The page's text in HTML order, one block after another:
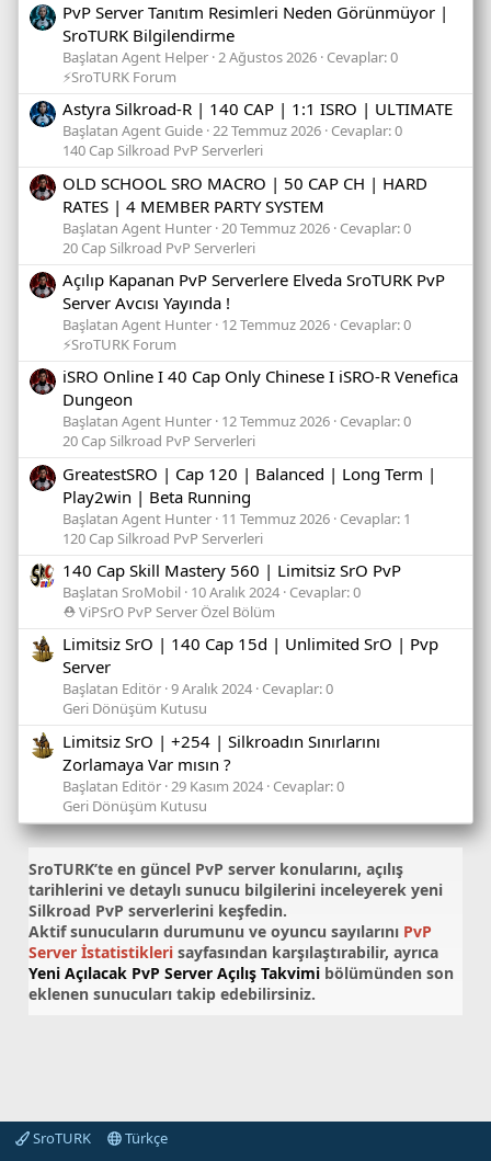
PvP Server Tanıtım Resimleri Neden Görünmüyor |
SroTURK Bilgilendirme
Başlatan Agent Helper 2 Ağustos 2026 Cevaplar: 0
⚡SroTURK Forum
Astyra Silkroad-R | 140 CAP | 1:1 ISRO | ULTIMATE
Başlatan Agent Guide 22 Temmuz 2026 Cevaplar: 0
140 Cap Silkroad PvP Serverleri
OLD SCHOOL SRO MACRO | 50 CAP CH | HARD
RATES | 4 MEMBER PARTY SYSTEM
Başlatan Agent Hunter 20 Temmuz 2026 Cevaplar: 0
20 Cap Silkroad PvP Serverleri
Açılıp Kapanan PvP Serverlere Elveda SroTURK PvP
Server Avcısı Yayında !
Başlatan Agent Hunter 12 Temmuz 2026 Cevaplar: 0
⚡SroTURK Forum
iSRO Online I 40 Cap Only Chinese I iSRO-R Venefica
Dungeon
Başlatan Agent Hunter 12 Temmuz 2026 Cevaplar: 0
20 Cap Silkroad PvP Serverleri
GreatestSRO | Cap 120 | Balanced | Long Term |
Play2win | Beta Running
Başlatan Agent Hunter 11 Temmuz 2026 Cevaplar: 1
120 Cap Silkroad PvP Serverleri
140 Cap Skill Mastery 560 | Limitsiz SrO PvP
Başlatan SroMobil 10 Aralık 2024 Cevaplar: 0
⛑️ ViPSrO PvP Server Özel Bölüm
Limitsiz SrO | 140 Cap 15d | Unlimited SrO | Pvp
Server
Başlatan Editör 9 Aralık 2024 Cevaplar: 0
Geri Dönüşüm Kutusu
Limitsiz SrO | +254 | Silkroadın Sınırlarını
Zorlamaya Var mısın ?
Başlatan Editör 29 Kasım 2024 Cevaplar: 0
Geri Dönüşüm Kutusu
SroTURK’te en güncel PvP server konularını, açılış
tarihlerini ve detaylı sunucu bilgilerini inceleyerek yeni
Silkroad PvP serverlerini keşfedin.
Aktif sunucuların durumunu ve oyuncu sayılarını PvP
Server İstatistikleri sayfasından karşılaştırabilir, ayrıca
Yeni Açılacak PvP Server Açılış Takvimi bölümünden son
eklenen sunucuları takip edebilirsiniz.
SroTURK
Türkçe